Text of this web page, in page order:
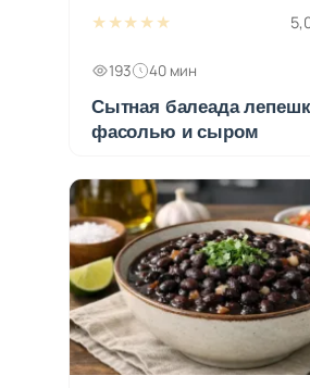
★★★★★
193 40 мин
Сытная балеада
фасолью и сыром